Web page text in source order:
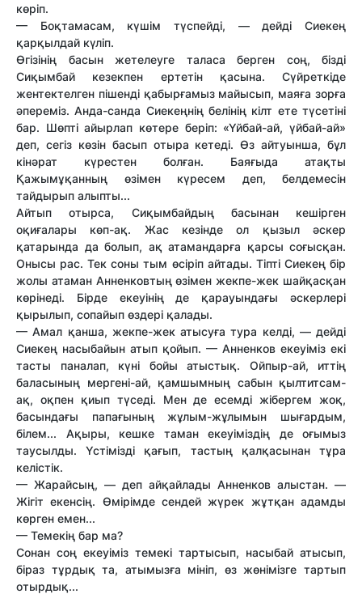
көріп.
— Боқтамасам, күшім түспейді, — дейді Сиекең
қарқылдай күліп.
Өгізінің басын жетелеуге таласа берген соң, бізді
Сиқымбай кезекпен ертетін қасына. Сүйреткіде
жентектелген пішенді қабырғамыз майысып, маяға зорға
әпереміз. Анда-санда Сиекеңнің белінің кілт ете түсетіні
бар. Шөпті айырлап көтере беріп: «Үйбай-ай, үйбай-ай»
деп, сегіз көзін басып отыра кетеді. Өз айтуынша, бұл
кінәрат күрестен болған. Баяғыда атақты
Қажымұқанның өзімен күресем деп, белдемесін
тайдырып алыпты...
Айтып отырса, Сиқымбайдың басынан кешірген
оқиғалары көп-ақ. Жас кезінде ол қызыл әскер
қатарында да болып, ақ атамандарға қарсы соғысқан.
Онысы рас. Тек соны тым өсіріп айтады. Тіпті Сиекең бір
жолы атаман Анненковтың өзімен жекпе-жек шайқасқан
көрінеді. Бірде екеуінің де қарауындағы әскерлері
қырылып, сопайып өздері қалады.
— Амал қанша, жекпе-жек атысуға тура келді, — дейді
Сиекең насыбайын атып қойып. — Анненков екеуіміз екі
тасты паналап, күні бойы атыстық. Ойпыр-ай, иттің
баласының мергені-ай, қамшымның сабын қылтитсам-
ақ, оқпен қиып түседі. Мен де есемді жібергем жоқ,
басындағы папағының жұлым-жұлымын шығардым,
білем... Ақыры, кешке таман екеуіміздің де оғымыз
таусылды. Үстімізді қағып, тастың қалқасынан тұра
келістік.
— Жарайсың, — деп айқайлады Анненков алыстан. —
Жігіт екенсің. Өмірімде сендей жүрек жұтқан адамды
көрген емен...
— Темекің бар ма?
Сонан соң екеуіміз темекі тартысып, насыбай атысып,
біраз тұрдық та, атымызға мініп, өз жөнімізге тартып
отырдық...